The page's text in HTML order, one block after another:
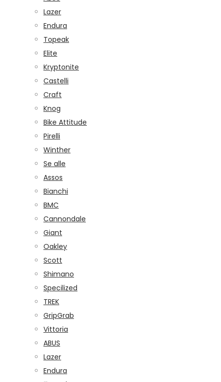
Lazer
Endura
Topeak
Elite
Kryptonite
Castelli
Craft
Knog
Bike Attitude
Pirelli
Winther
Se alle
Assos
Bianchi
BMC
Cannondale
Giant
Oakley
Scott
Shimano
Specilized
TREK
GripGrab
Vittoria
ABUS
Lazer
Endura